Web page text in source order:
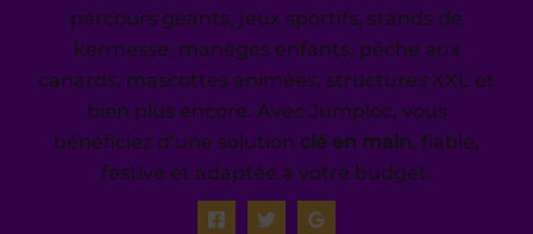
parcours géants, jeux sportifs, stands de
kermesse, manèges enfants, pêche aux
canards, mascottes animées, structures XXL et
bien plus encore. Avec Jumploc, vous
bénéficiez d’une solution clé en main, fiable,
festive et adaptée à votre budget.